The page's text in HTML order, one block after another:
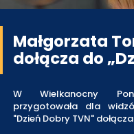
Małgorzata
dołącza do
W Wielkanocny
przygotowała dla
"Dzień Dobry TVN"